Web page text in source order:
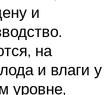
и
на
и влаги у
уровне,